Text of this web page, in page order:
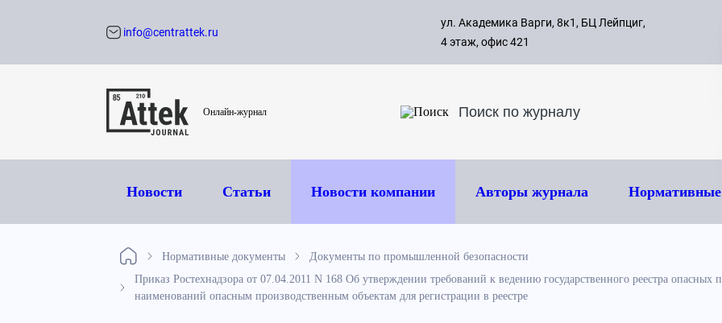
с 09:00
8 495
info@centrattek.ru
ул. Академика Варги, 8к1, БЦ Лейпциг,
4 этаж, офис 421
Онлайн-журнал
Новости Статьи Новости компании Авторы журнала
Нормативные документы
Документы по промышленной безопасности
Приказ Ростехнадзора от 07.04.2011 N 168 Об утверждении требований к ведению государственного реестра опасных
наименований опасным производственным объектам для регистрации в реестре